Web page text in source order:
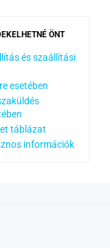
ÖNT
és szaállítási
esetében
táblázat
információk